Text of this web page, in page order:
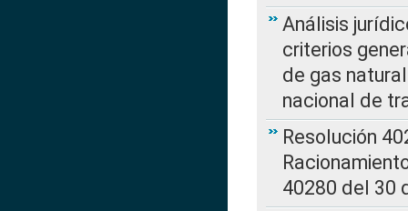
Análisis
criterios
de gas
nacional de
Resolución
40280 del 30